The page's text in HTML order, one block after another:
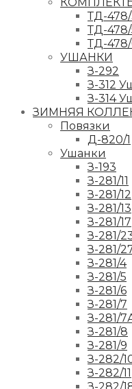
ТД-
ТД-
ТД-
УШАНКИ
З-292
З-312
З-314
ЗИМНЯЯ
Повязки
Д-820/1
Ушанки
З-193
З-281/11
З-281/12
З-281/13
З-281/17
З-281/
З-281/
З-281/4
З-281/5
З-281/6
З-281/7
З-281/
З-281/8
З-281/9
З-282/
З-282/11